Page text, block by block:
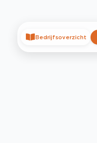
Bedrijfsoverzicht